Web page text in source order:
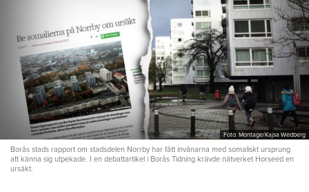
Foto: Montage/Kajsa Wedberg
Borås stads rapport om stadsdelen Norrby har fått invånarna med somaliskt ursprung
att känna sig utpekade. I en debattartikel i Borås Tidning krävde nätverket Horseed en
ursäkt.